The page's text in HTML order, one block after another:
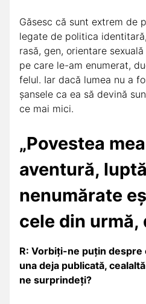
Găsesc că sunt extrem de
legate de politica
rasă, gen, orientare
pe care le-am enumerat,
felul. Iar dacă lumea nu a
șansele ca ea să devină
ce mai mici.
„Povestea
aventură,
nenumărate
cele din urmă,
R: Vorbiți-ne puțin
una deja publicată,
ne surprindeți?